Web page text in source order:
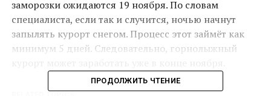
заморозки ожидаются 19 ноября. По словам
специалиста, если так и случится, ночью начнут
запылять курорт снегом. Процесс этот займёт как
минимум 5 дней. Следовательно, горнолыжный
ПРОДОЛЖИТЬ ЧТЕНИЕ